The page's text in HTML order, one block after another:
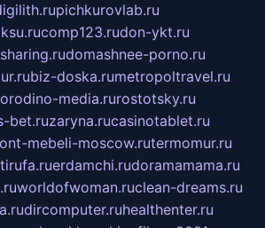
pichkurovlab.ru
comp123.rudon-ykt.ru
domashnee-porno.ru
biz-doska.rumetropoltravel.ru
media.rurostotsky.ru
bet.ruzaryna.rucasinotablet.ru
mebeli-moscow.rutermomur.ru
erdamchi.rudoramamama.ru
worldofwoman.ruclean-dreams.ru
dircomputer.ruhealthenter.ru